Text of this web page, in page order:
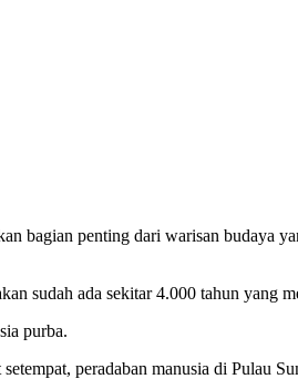
bagian penting dari warisan budaya
sudah ada sekitar 4.000 tahun yang
purba.
peradaban manusia di Pulau